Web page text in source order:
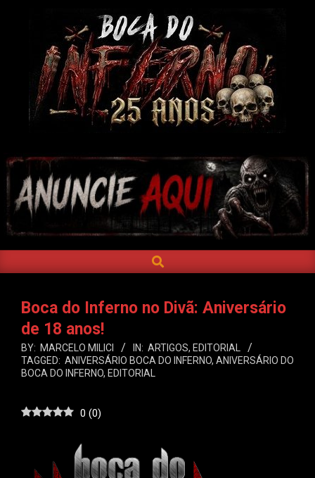
DO
INFERNO
Navigation
SEARCH
Boca do Inferno no Divã: Aniversário
de 18 anos!
BY: MARCELO MILICI IN: ARTIGOS, EDITORIAL
TAGGED: ANIVERSÁRIO BOCA DO INFERNO, ANIVERSÁRIO DO
BOCA DO INFERNO, EDITORIAL
0 (0)